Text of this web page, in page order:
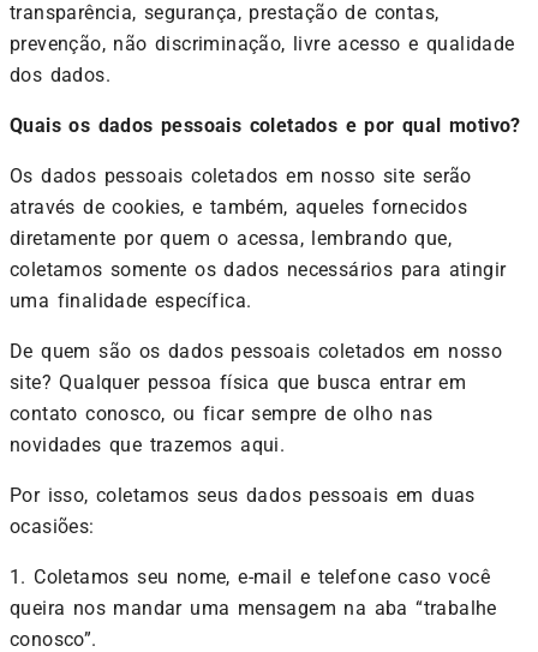
transparência, segurança, prestação de contas,
prevenção, não discriminação, livre acesso e qualidade
dos dados.
Quais os dados pessoais coletados e por qual motivo?
Os dados pessoais coletados em nosso site serão
através de cookies, e também, aqueles fornecidos
diretamente por quem o acessa, lembrando que,
coletamos somente os dados necessários para atingir
uma finalidade específica.
De quem são os dados pessoais coletados em nosso
site? Qualquer pessoa física que busca entrar em
contato conosco, ou ficar sempre de olho nas
novidades que trazemos aqui.
Por isso, coletamos seus dados pessoais em duas
ocasiões:
1. Coletamos seu nome, e-mail e telefone caso você
queira nos mandar uma mensagem na aba “trabalhe
conosco”.